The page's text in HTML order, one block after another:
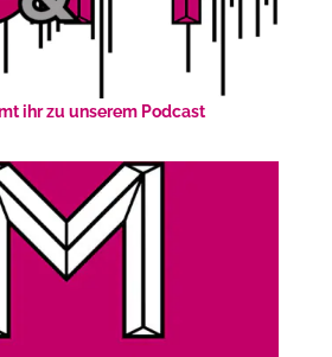
ihr zu unserem Podcast